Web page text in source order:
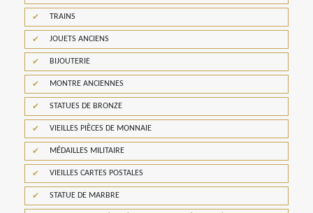
TRAINS
JOUETS ANCIENS
BIJOUTERIE
MONTRE ANCIENNES
STATUES DE BRONZE
VIEILLES PIÈCES DE MONNAIE
MÉDAILLES MILITAIRE
VIEILLES CARTES POSTALES
STATUE DE MARBRE